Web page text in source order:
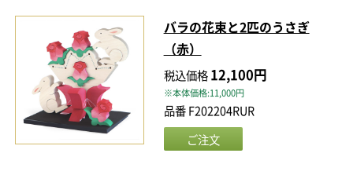
バラの花束と2匹のうさぎ
（赤）
税込価格12,100円
※本体価格:11,000円
品番 F202204RUR